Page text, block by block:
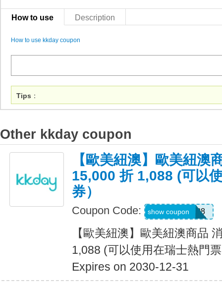
How to use Description
How to use kkday coupon
Tips ：
Other kkday coupon
【歐美紐澳】歐美紐澳
15,000 折 1,088 (可以
券）
Coupon Code: PRESUM1088
show coupon
【歐美紐澳】歐美紐澳商品
1,088 (可以使用在瑞士熱門
Expires on 2030-12-31